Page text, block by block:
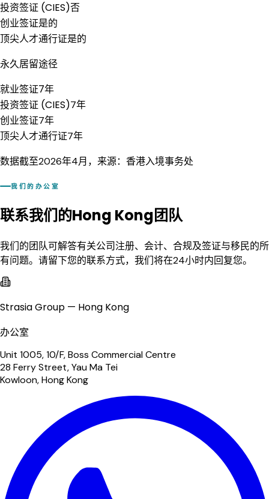
投资签证 (CIES)否
创业签证是的
顶尖人才通行证是的
永久居留途径
就业签证7年
投资签证 (CIES)7年
创业签证7年
顶尖人才通行证7年
数据截至2026年4月，来源：香港入境事务处
我们的办公室
联系我们的Hong Kong团队
我们的团队可解答有关公司注册、会计、合规及签证与移民的所
有问题。请留下您的联系方式，我们将在24小时内回复您。
Strasia Group — Hong Kong
办公室
Unit 1005, 10/F, Boss Commercial Centre
28 Ferry Street, Yau Ma Tei
Kowloon, Hong Kong